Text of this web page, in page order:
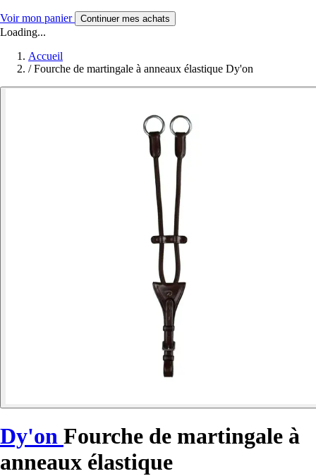
Voir mon panier Continuer mes achats
Loading...
Accueil
/ Fourche de martingale à anneaux élastique Dy'on
Dy'on Fourche de martingale à
anneaux élastique